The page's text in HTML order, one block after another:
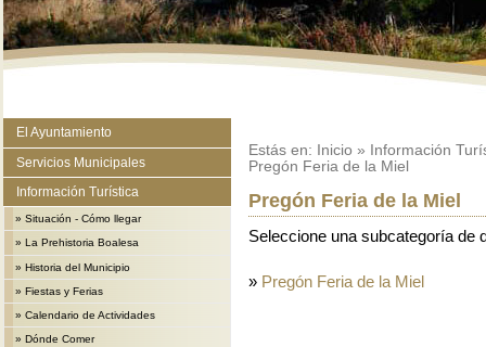
El Ayuntamiento
Servicios Municipales
Información Turística
» Situación - Cómo llegar
» La Prehistoria Boalesa
» Historia del Municipio
» Fiestas y Ferias
» Calendario de Actividades
» Dónde Comer
Estás en: Inicio »
Información
Pregón Feria de la Miel
Pregón Feria de la Miel
Seleccione una subcategoría de
» Pregón Feria de la Miel